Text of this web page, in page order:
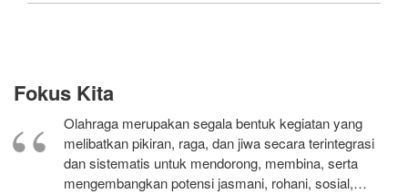
Fokus Kita
Olahraga merupakan segala bentuk kegiatan yang
melibatkan pikiran, raga, dan jiwa secara terintegrasi
dan sistematis untuk mendorong, membina, serta
mengembangkan potensi jasmani, rohani, sosial,…